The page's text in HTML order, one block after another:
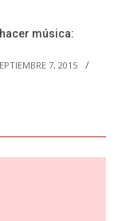
música:
7, 2015